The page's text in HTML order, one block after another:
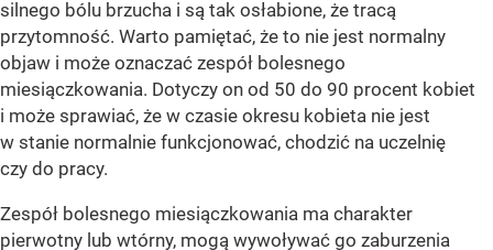
silnego bólu brzucha i są tak osłabione, że tracą
przytomność. Warto pamiętać, że to nie jest normalny
objaw i może oznaczać zespół bolesnego
miesiączkowania. Dotyczy on od 50 do 90 procent kobiet
i może sprawiać, że w czasie okresu kobieta nie jest
w stanie normalnie funkcjonować, chodzić na uczelnię
czy do pracy.
Zespół bolesnego miesiączkowania ma charakter
pierwotny lub wtórny, mogą wywoływać go zaburzenia